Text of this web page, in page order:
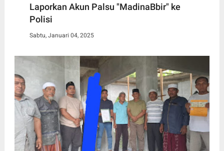
Laporkan Akun Palsu "MadinaBbir" ke
Polisi
Sabtu, Januari 04, 2025